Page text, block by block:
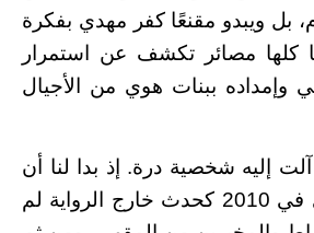
بل ويبدو مقنعًا كفر مهدي بفكرة
كلها مصائر تكشف عن استمرار
وإمداده ببنات هوي من الأجيال
إليه شخصية درة. إذ بدا لنا أن
الطويلة يعتمد علي فجائية ثورة تونس التي فجرها بوعزيزي في 2010 كحدث خارج الرواية لم